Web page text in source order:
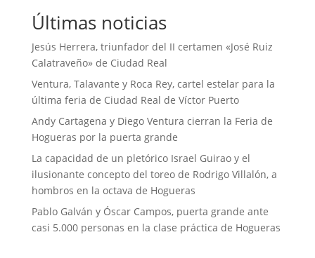
Últimas noticias
Jesús Herrera, triunfador del II certamen «José Ruiz
Calatraveño» de Ciudad Real
Ventura, Talavante y Roca Rey, cartel estelar para la
última feria de Ciudad Real de Víctor Puerto
Andy Cartagena y Diego Ventura cierran la Feria de
Hogueras por la puerta grande
La capacidad de un pletórico Israel Guirao y el
ilusionante concepto del toreo de Rodrigo Villalón, a
hombros en la octava de Hogueras
Pablo Galván y Óscar Campos, puerta grande ante
casi 5.000 personas en la clase práctica de Hogueras